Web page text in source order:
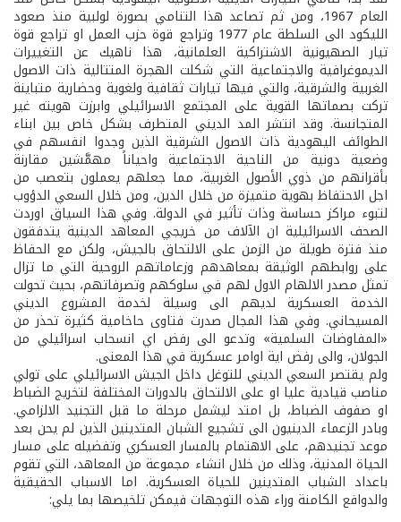
العام 1967، ومن ثم تصاعد هذا التنامي بصورة لولبية منذ صعود
الليكود الى السلطة عام 1977 وتراجع قوة حزب العمل او تراجع قوة
تيار الصهيونية الاشتراكية العلمانية، هذا ناهيك عن التغييرات
الديموغرافية والاجتماعية التي شكلت الهجرة المتتالية ذات الاصول
الغربية والشرقية، والتي فيها تيارات ثقافية ولغوية وحضارية متباينة
تركت بصماتها القوية على المجتمع الاسرائيلي وابرزت هويته غير
المتجانسة. وقد انتشر المد الديني المتطرف بشكل خاص بين ابناء
الطوائف اليهودية ذات الاصول الشرقية الذين وجدوا انفسهم في
وضعية دونية من الناحية الاجتماعية واحياناً مهمَّشين مقارنة
بأقرانهم من ذوي الأصول الغربية، مما جعلهم يعملون بتعصب من
اجل الاحتفاظ بهوية متميزة من خلال الدين، ومن خلال السعي الدؤوب
لتبوء مراكز حساسة وذات تأثير في الدولة. وفي هذا السياق اوردت
الصحف الاسرائيلية ان الآلاف من خريجي المعاهد الدينية يتدفقون
منذ فترة طويلة من الزمن على الالتحاق بالجيش، ولكن مع الحفاظ
على روابطهم الوثيقة بمعاهدهم وزعاماتهم الروحية التي ما تزال
تمثل مصدر الالهام الاول لهم في سلوكهم وتصرفاتهم، بحيث تحولت
الخدمة العسكرية لديهم الى وسيلة لخدمة المشروع الديني
المسيحاني. وفي هذا المجال صدرت فتاوى حاخامية كثيرة تحذر من
«المفاوضات السلمية» وتدعو الى رفض اي انسحاب اسرائيلي من
الجولان، والى رفض اية اوامر عسكرية في هذا المعنى.
ولم يقتصر السعي الديني للتوغل داخل الجيش الاسرائيلي على تولي
مناصب قيادية عليا او على الالتحاق بالدورات المختلفة لتخريج الضباط
او صفوف الضباط، بل امتد ليشمل مرحلة ما قبل التجنيد الالزامي.
وبادر الزعماء الدينيون الى تشجيع الشبان المتدينين الذين لم يحن بعد
موعد تجنيدهم، على الاهتمام بالمسار العسكري وتفضيله على مسار
الحياة المدنية، وذلك من خلال انشاء مجموعة من المعاهد، التي تقوم
باعداد الشباب المتدينين للحياة العسكرية. اما الاسباب الحقيقية
والدوافع الكامنة وراء هذه التوجهات فيمكن تلخيصها بما يلي: